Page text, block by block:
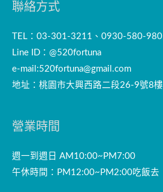
聯絡方式
TEL：03-301-3211、0930-580-980
Line ID：@520fortuna
e-mail:520fortuna@gmail.com
地址：桃園市大興西路二段26-9號8樓
營業時間
週一到週日 AM10:00~PM7:00
午休時間：PM12:00~PM2:00吃飯去